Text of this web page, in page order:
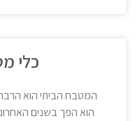
כלי
המטבח הביתי הוא
הוא הפך בשנים